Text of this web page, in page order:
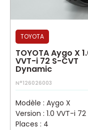
TOYOTA
TOYOTA Aygo X
VVT-i 72 S-CVT
Dynamic
N°126026003
Modèle : Aygo X
Version : 1.0 VVT-i
Places : 4